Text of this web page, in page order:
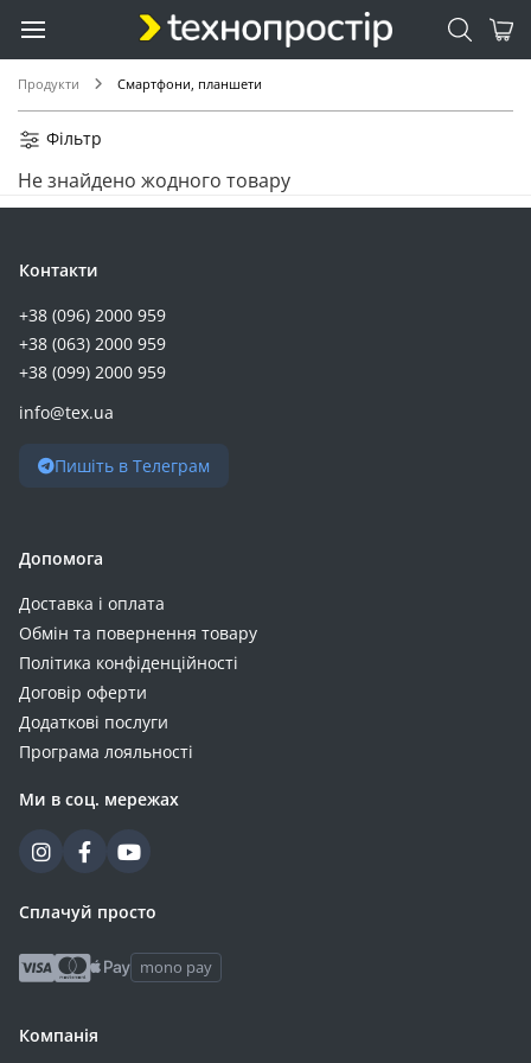
Продукти Смартфони, планшети
Фільтр
Не знайдено жодного товару
Контакти
+38 (096) 2000 959
+38 (063) 2000 959
+38 (099) 2000 959
info@tex.ua
Пишіть в Телеграм
Допомога
Доставка і оплата
Обмін та повернення товару
Політика конфіденційності
Договір оферти
Додаткові послуги
Програма лояльності
Ми в соц. мережах
Сплачуй просто
mono pay
Компанія